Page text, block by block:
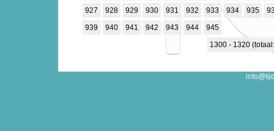
927
928 929 930 931 932 933 934 935
939
940 941 942 943 944
945
1300 - 1320